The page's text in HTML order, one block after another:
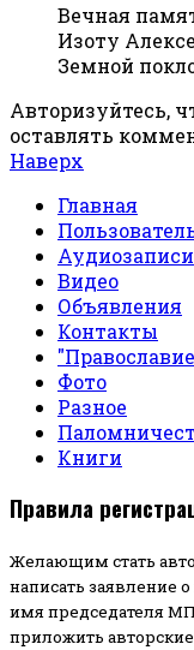
Вечная
Изоту
Земной
Авторизуйтесь,
оставлять
Наверх
Главная
Аудиозаписи
Видео
Объявления
Контакты
Фото
Разное
Книги
Правила
Желающим стать
написать заявление
имя председателя
приложить